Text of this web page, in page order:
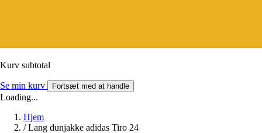
Kurv subtotal
Se min kurv Fortsæt med at handle
Loading...
Hjem
/ Lang dunjakke adidas Tiro 24